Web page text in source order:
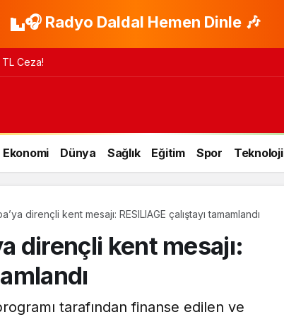
🎧 Radyo Daldal Hemen Dinle 🎶
Ceza!
Ekonomi Dünya Sağlık Eğitim Spor Teknoloji
dirençli kent mesajı: RESILIAGE çalıştayı tamamlandı
dirençli kent mesajı:
tarafından finanse edilen ve